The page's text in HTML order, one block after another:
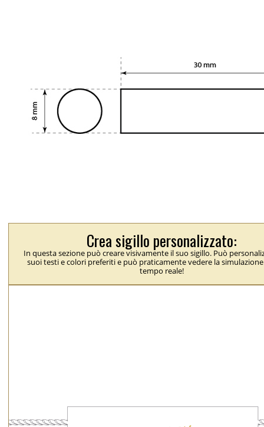
Crea sigillo personalizzato:
In questa sezione può creare visivamente il suo sigillo. Può
suoi testi e colori preferiti e può praticamente vedere la
tempo reale!